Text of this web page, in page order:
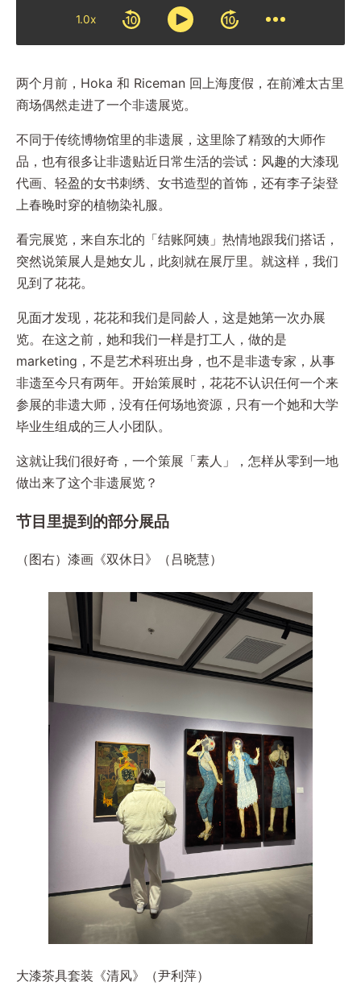
1.0x
两个月前，Hoka 和 Riceman 回上海度假，在前滩太古里
商场偶然走进了一个非遗展览。
不同于传统博物馆里的非遗展，这里除了精致的大师作
品，也有很多让非遗贴近日常生活的尝试：风趣的大漆现
代画、轻盈的女书刺绣、女书造型的首饰，还有李子柒登
上春晚时穿的植物染礼服。
看完展览，来自东北的「结账阿姨」热情地跟我们搭话，
突然说策展人是她女儿，此刻就在展厅里。就这样，我们
见到了花花。
见面才发现，花花和我们是同龄人，这是她第一次办展
览。在这之前，她和我们一样是打工人，做的是
marketing，不是艺术科班出身，也不是非遗专家，从事
非遗至今只有两年。开始策展时，花花不认识任何一个来
参展的非遗大师，没有任何场地资源，只有一个她和大学
毕业生组成的三人小团队。
这就让我们很好奇，一个策展「素人」，怎样从零到一地
做出来了这个非遗展览？
节目里提到的部分展品
（图右）漆画《双休日》（吕晓慧）
大漆茶具套装《清风》（尹利萍）